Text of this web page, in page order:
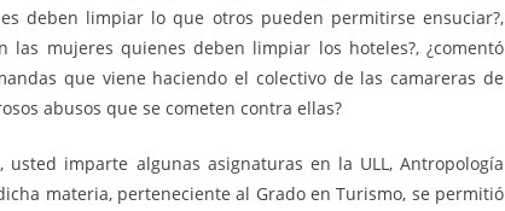
deben limpiar lo que otros pueden permitirse ensuciar?,
las mujeres quienes deben limpiar los hoteles?, ¿comentó
que viene haciendo el colectivo de las camareras de
abusos que se cometen contra ellas?
usted imparte algunas asignaturas en la ULL, Antropología
materia, perteneciente al Grado en Turismo, se permitió